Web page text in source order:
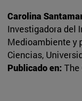
Carolina
Investigadora del
Medioambiente y
Ciencias,
Publicado en: The